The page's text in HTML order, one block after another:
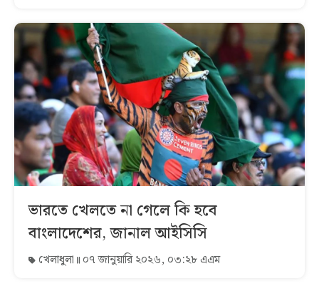
ভারতে খেলতে না গেলে কি হবে
বাংলাদেশের, জানাল আইসিসি
খেলাধুলা ০৭ জানুয়ারি ২০২৬, ০৩:২৮ এএম